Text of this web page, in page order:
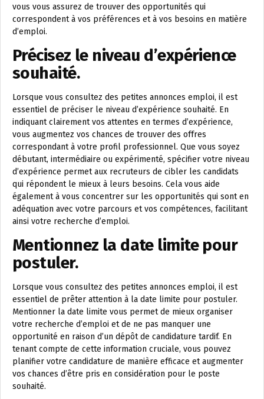
vous vous assurez de trouver des opportunités qui
correspondent à vos préférences et à vos besoins en matière
d’emploi.
Précisez le niveau d’expérience
souhaité.
Lorsque vous consultez des petites annonces emploi, il est
essentiel de préciser le niveau d’expérience souhaité. En
indiquant clairement vos attentes en termes d’expérience,
vous augmentez vos chances de trouver des offres
correspondant à votre profil professionnel. Que vous soyez
débutant, intermédiaire ou expérimenté, spécifier votre niveau
d’expérience permet aux recruteurs de cibler les candidats
qui répondent le mieux à leurs besoins. Cela vous aide
également à vous concentrer sur les opportunités qui sont en
adéquation avec votre parcours et vos compétences, facilitant
ainsi votre recherche d’emploi.
Mentionnez la date limite pour
postuler.
Lorsque vous consultez des petites annonces emploi, il est
essentiel de prêter attention à la date limite pour postuler.
Mentionner la date limite vous permet de mieux organiser
votre recherche d’emploi et de ne pas manquer une
opportunité en raison d’un dépôt de candidature tardif. En
tenant compte de cette information cruciale, vous pouvez
planifier votre candidature de manière efficace et augmenter
vos chances d’être pris en considération pour le poste
souhaité.